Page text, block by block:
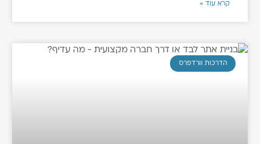
קרא עוד »
הדרכות וורדפרס